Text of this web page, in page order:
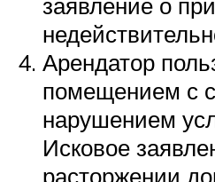
Арендатор
помещением с
нарушением
Исковое
расторжении